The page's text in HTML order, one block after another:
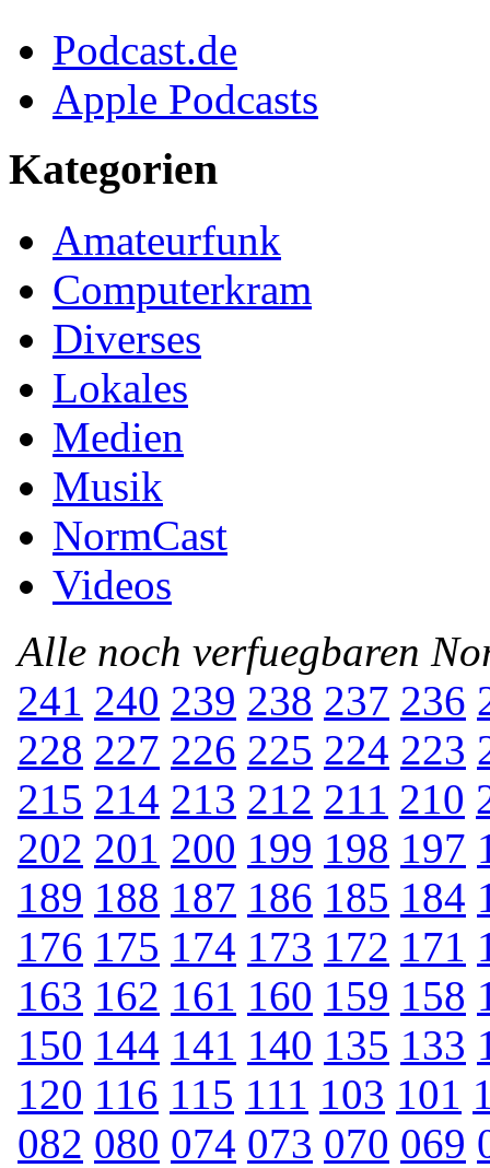
Podcast.de
Apple Podcasts
Kategorien
Amateurfunk
Computerkram
Diverses
Lokales
Medien
Musik
NormCast
Videos
Alle noch verfuegbaren
241 240 239 238 237 236
228 227 226 225 224 223
215 214 213 212 211 210
202 201 200 199 198 197
189 188 187 186 185 184
176 175 174 173 172 171
163 162 161 160 159 158
150 144 141 140 135 133
120 116 115 111 103 101
082 080 074 073 070 069